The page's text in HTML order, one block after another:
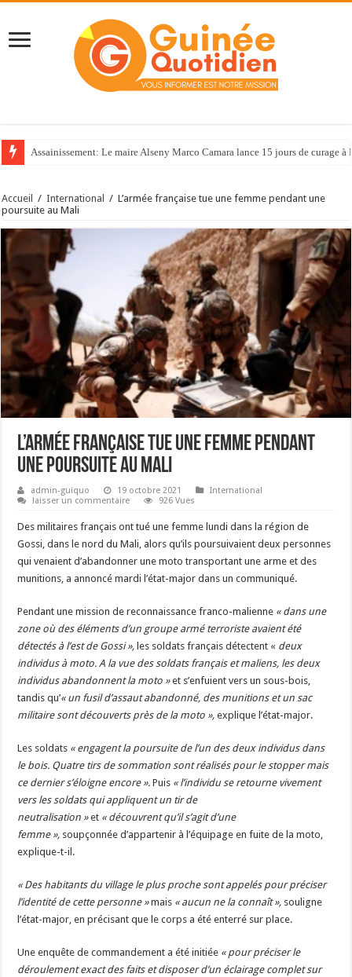
Assainissement: Le maire Alseny Marco Camara lance 15 jours de curage à
Accueil / International / L’armée française tue une femme pendant une
poursuite au Mali
L’armée française tue une femme pendant
une poursuite au Mali
admin-guiquo 19 octobre 2021
International
laisser un commentaire
926 Vues
Des militaires français ont tué une femme lundi dans la région de
Gossi, dans le nord du Mali, alors qu’ils poursuivaient deux personnes
qui venaient d’abandonner une moto transportant une arme et des
munitions, a annoncé mardi l’état-major dans un communiqué.
Pendant une mission de reconnaissance franco-malienne « dans une
zone où des éléments d’un groupe armé terroriste avaient été
détectés à l’est de Gossi », les soldats français détectent « deux
individus à moto. A la vue des soldats français et maliens, les deux
individus abandonnent la moto »et s’enfuient vers un sous-bois,
tandis qu’« un fusil d’assaut abandonné, des munitions et un sac
militaire sont découverts près de la moto », explique l’état-major.
Les soldats « engagent la poursuite de l’un des deux individus dans
le bois. Quatre tirs de sommation sont réalisés pour le stopper mais
ce dernier s’éloigne encore ». Puis « l’individu se retourne vivement
vers les soldats qui appliquent un tir de
neutralisation »et « découvrent qu’il s’agit d’une
femme », soupçonnée d’appartenir à l’équipage en fuite de la moto,
explique-t-il.
« Des habitants du village le plus proche sont appelés pour préciser
l’identité de cette personne »mais « aucun ne la connaît », souligne
l’état-major, en précisant que le corps a été enterré sur place.
Une enquête de commandement a été initiée « pour préciser le
déroulement exact des faits et disposer d’un éclairage complet sur